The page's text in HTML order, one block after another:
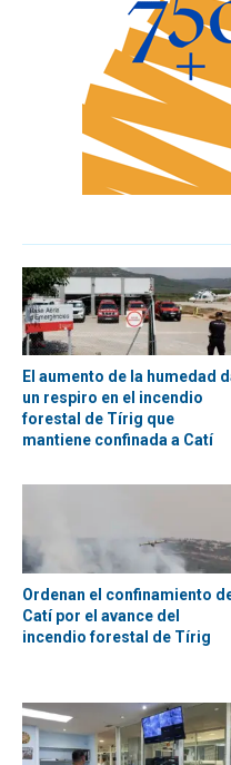
El aumento de la humedad
un respiro en el incendio
forestal de Tírig que
mantiene confinada a Catí
Ordenan el confinamiento
Catí por el avance del
incendio forestal de Tírig